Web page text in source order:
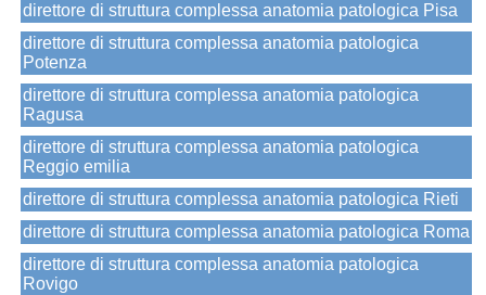
direttore di struttura complessa anatomia patologica Pisa
direttore di struttura complessa anatomia patologica
Potenza
direttore di struttura complessa anatomia patologica
Ragusa
direttore di struttura complessa anatomia patologica
Reggio emilia
direttore di struttura complessa anatomia patologica Rieti
direttore di struttura complessa anatomia patologica Roma
direttore di struttura complessa anatomia patologica
Rovigo